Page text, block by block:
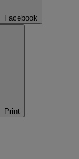
Facebook
Print